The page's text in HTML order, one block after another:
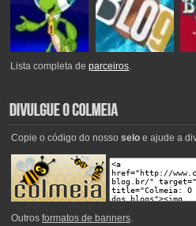
Lista completa deparceiros.
Copie o código do nosso seloe ajude a
Outros formatos de banners.